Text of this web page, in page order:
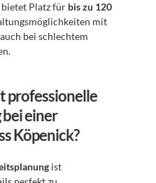
bietet Platz für bis zu 120
mit
bei schlechtem
professionelle
einer
Köpenick?
ist